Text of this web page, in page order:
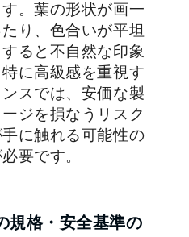
。葉の形状が画一
り、色合いが平坦
ると不自然な印象
に高級感を重視す
スでは、安価な製
ジを損なうリスク
に触れる可能性の
要です。
規格・安全基準の